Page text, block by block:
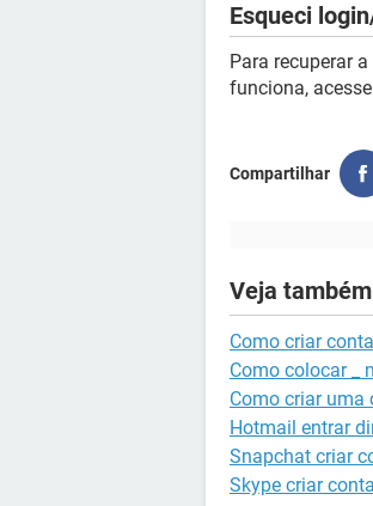
Esqueci
Para recuperar
funciona,
Compartilhar
Veja também
Como criar
Como colocar _
Como criar
Hotmail entrar
Snapchat criar
Skype criar conta